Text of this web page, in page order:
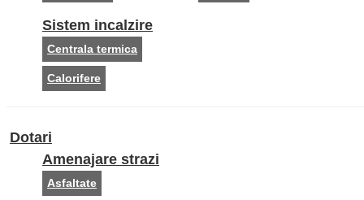
Sistem incalzire
Centrala termica
Calorifere
Dotari
Amenajare strazi
Asfaltate